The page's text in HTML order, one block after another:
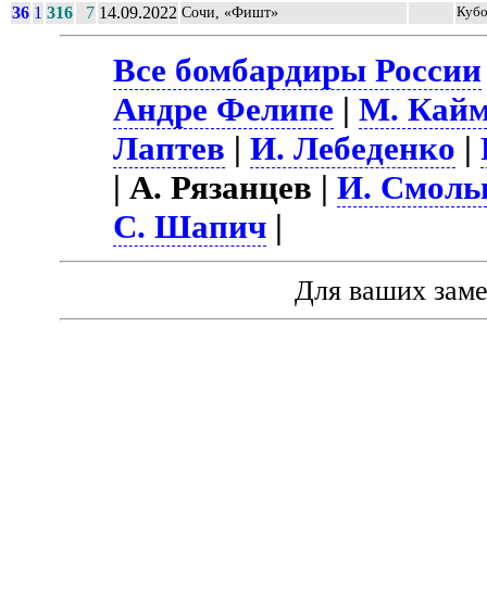
36 1 316 7 14.09.2022 Сочи, «Фишт»
Все бомбардиры России
Андре Фелипе |М.
Лаптев |И. Лебеденко |
| А. Рязанцев |И.
С. Шапич |
Для ваших